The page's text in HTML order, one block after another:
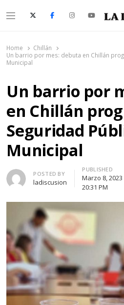
Menu
Home
Chillán
Un barrio por mes: debuta en Chillán
Municipal
Un barrio por
en Chillán
Seguridad
Municipal
Author
POSTED BY
ladiscusion
PUBLISHED
Marzo 8, 2023
20:31 PM